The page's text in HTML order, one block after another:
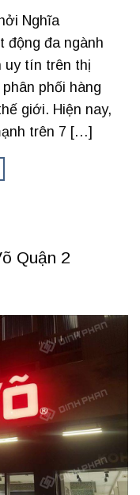
Nghĩa
động đa ngành
uy tín trên thị
phối hàng
giới. Hiện nay,
trên 7 […]
Quận 2